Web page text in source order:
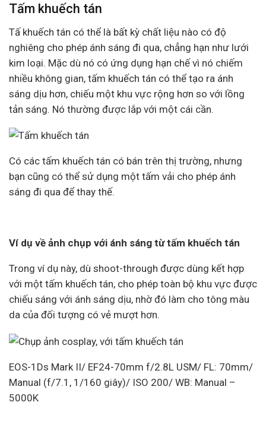
Tấm khuếch tán
Tấ khuếch tán có thể là bất kỳ chất liệu nào có độ
nghiêng cho phép ánh sáng đi qua, chẳng hạn như lưới
kim loại. Mặc dù nó có ứng dụng hạn chế vì nó chiếm
nhiều không gian, tấm khuếch tán có thể tạo ra ánh
sáng dịu hơn, chiếu một khu vực rộng hơn so với lồng
tản sáng. Nó thường được lắp với một cái cần.
Có các tấm khuếch tán có bán trên thị trường, nhưng
bạn cũng có thể sử dụng một tấm vải cho phép ánh
sáng đi qua để thay thế.
Ví dụ về ảnh chụp với ánh sáng từ tấm khuếch tán
Trong ví dụ này, dù shoot-through được dùng kết hợp
với một tấm khuếch tán, cho phép toàn bộ khu vực được
chiếu sáng với ánh sáng dịu, nhờ đó làm cho tông màu
da của đối tượng có vẻ mượt hơn.
EOS-1Ds Mark II/ EF24-70mm f/2.8L USM/ FL: 70mm/
Manual (f/7.1, 1/160 giây)/ ISO 200/ WB: Manual –
5000K